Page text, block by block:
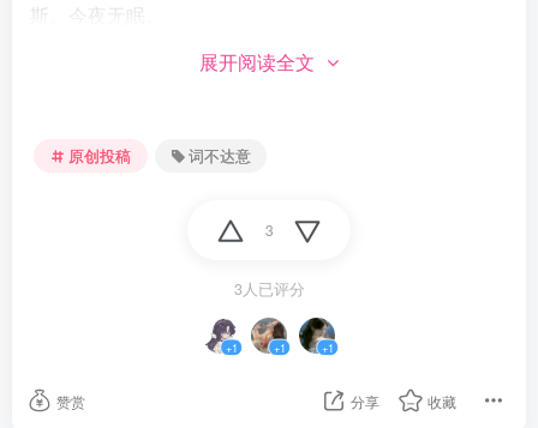
斯。今夜无眠。
无知的启示，暗自滋长。
展开阅读全文
原创投稿 词不达意
3
3人已评分
+1 +1 +1
赞赏 分享 收藏